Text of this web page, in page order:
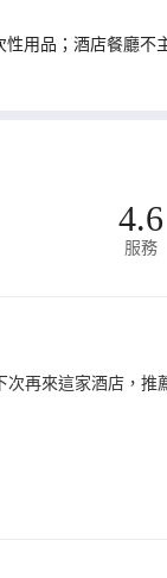
用品；酒店餐廳不
4.6
服務
再來這家酒店，推